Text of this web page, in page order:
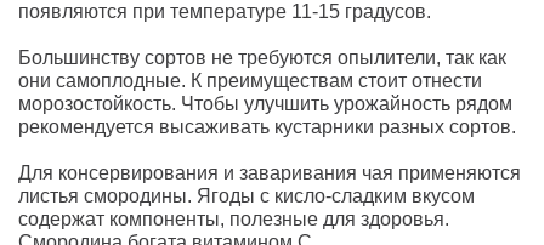
появляются при температуре 11-15 градусов.
Большинству сортов не требуются опылители, так как
они самоплодные. К преимуществам стоит отнести
морозостойкость. Чтобы улучшить урожайность рядом
рекомендуется высаживать кустарники разных сортов.
Для консервирования и заваривания чая применяются
листья смородины. Ягоды с кисло-сладким вкусом
содержат компоненты, полезные для здоровья.